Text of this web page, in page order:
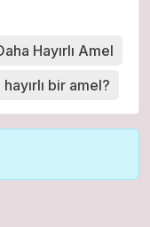
Hayırlı Amel
bir amel?